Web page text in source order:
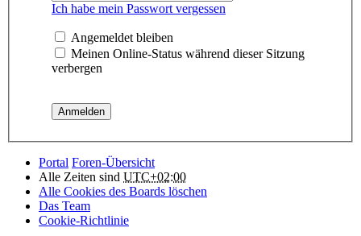
Ich habe mein Passwort vergessen
Angemeldet bleiben
Meinen Online-Status während dieser Sitzung
verbergen
Portal Foren-Übersicht
Alle Zeiten sind UTC+02:00
Alle Cookies des Boards löschen
Das Team
Cookie-Richtlinie